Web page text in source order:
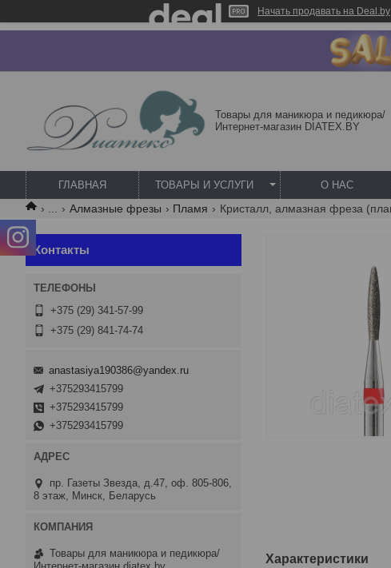
Начать продавать на Deal.by
Товары для маникюра и педикюра/
Интернет-магазин DIATEX.BY
ГЛАВНАЯ ТОВАРЫ И УСЛУГИ О НАС
Алмазные фрезы Пламя
Характеристики
Контакты
+375 (29) 341-57-99
+375 (29) 841-74-74
anastasiya190386@yandex.ru
+375293415799
+375293415799
+375293415799
пр. Газеты Звезда, д.47, оф. 805-806,
8 этаж, Минск, Беларусь
Товары для маникюра и педикюра/